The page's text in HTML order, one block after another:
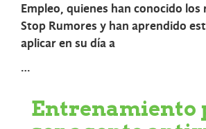
Empleo, quienes han conocido los
Stop Rumores y han aprendido
aplicar en su día a
…
Entrenamiento